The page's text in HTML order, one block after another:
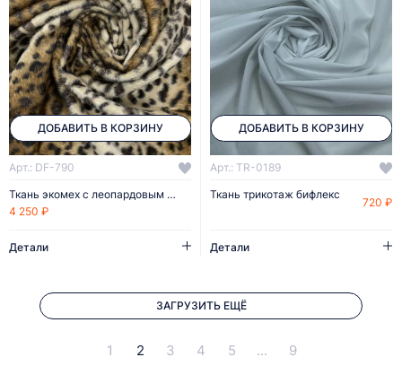
ДОБАВИТЬ В КОРЗИНУ
Арт.: DF-790
Ткань экомех с леопардовым принтом
4 250 ₽
Детали
ДОБАВИТЬ В КОРЗИНУ
Арт.: TR-0189
Ткань трикотаж бифлекс
720 ₽
Детали
ЗАГРУЗИТЬ ЕЩЁ
1 2 3 4 5 ... 9